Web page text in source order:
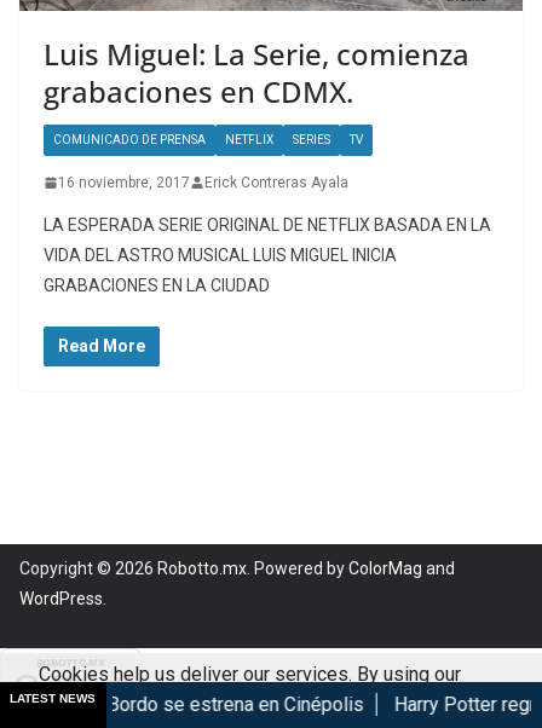
Luis Miguel: La Serie, comienza
grabaciones en CDMX.
COMUNICADO DE PRENSA NETFLIX SERIES TV
16 noviembre, 2017 Erick Contreras Ayala
LA ESPERADA SERIE ORIGINAL DE NETFLIX BASADA EN LA
VIDA DEL ASTRO MUSICAL LUIS MIGUEL INICIA
GRABACIONES EN LA CIUDAD
Read More
Copyright © 2026 Robotto.mx . Powered byColorMag and
WordPress
LATEST NEWS
Caos a Bordo se estrena en Cinépolis Harry Potter
Cookies help us deliver our services. By using our
services, you agree to our use of cookies.
Got it